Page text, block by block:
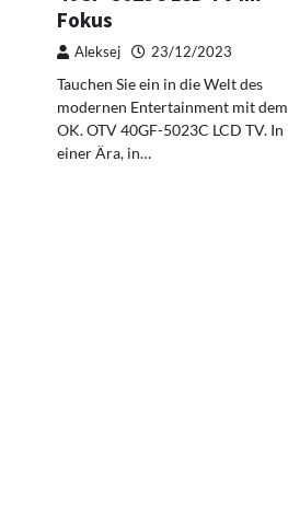
Fokus
Aleksej 23/12/2023
Tauchen Sie ein in die Welt des
modernen Entertainment mit dem
OK. OTV 40GF-5023C LCD TV. In
einer Ära, in…